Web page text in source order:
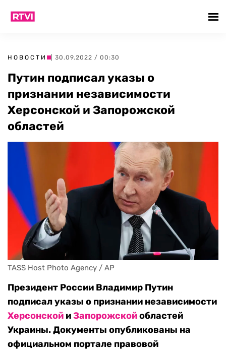
НОВОСТИ | 30.09.2022 / 00:30
Путин подписал указы о
признании независимости
Херсонской и Запорожской
областей
TASS Host Photo Agency / AP
Президент России Владимир Путин
подписал указы о признании независимости
Херсонской иЗапорожскойобластей
Украины. Документы опубликованы на
официальном портале правовой